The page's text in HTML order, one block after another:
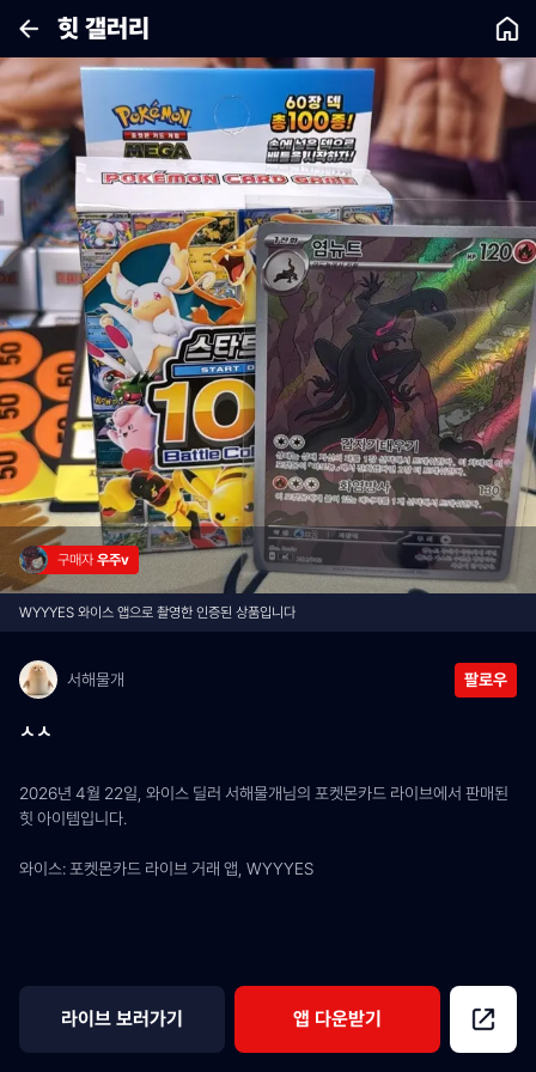
힛 갤러리
구매자 우주v
WYYYES 와이스 앱으로 촬영한 인증된 상품입니다
서해물개 팔로우
ㅅㅅ
2026년 4월 22일, 와이스 딜러 서해물개님의 포켓몬카드 라이브에서 판매된
힛 아이템입니다.
와이스: 포켓몬카드 라이브 거래 앱, WYYYES
라이브 보러가기 앱 다운받기